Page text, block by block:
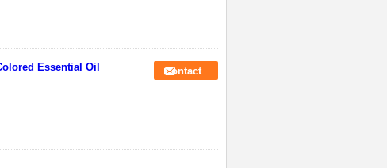
Essential Oil
Contact